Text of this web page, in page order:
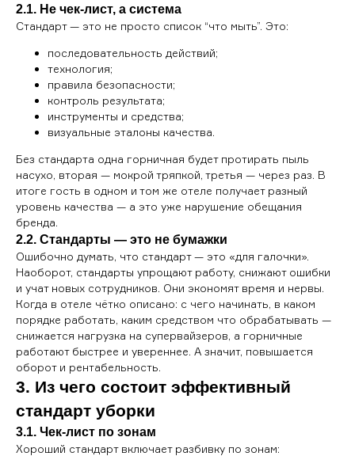
2.1. Не чек-лист, а система
Стандарт — это не просто список “что мыть”. Это:
последовательность действий;
технология;
правила безопасности;
контроль результата;
инструменты и средства;
визуальные эталоны качества.
Без стандарта одна горничная будет протирать пыль
насухо, вторая — мокрой тряпкой, третья — через раз. В
итоге гость в одном и том же отеле получает разный
уровень качества — а это уже нарушение обещания
бренда.
2.2. Стандарты — это не бумажки
Ошибочно думать, что стандарт — это «для галочки».
Наоборот, стандарты упрощают работу, снижают ошибки
и учат новых сотрудников. Они экономят время и нервы.
Когда в отеле чётко описано: с чего начинать, в каком
порядке работать, каким средством что обрабатывать —
снижается нагрузка на супервайзеров, а горничные
работают быстрее и увереннее. А значит, повышается
оборот и рентабельность.
3. Из чего состоит эффективный
стандарт уборки
3.1. Чек-лист по зонам
Хороший стандарт включает разбивку по зонам: